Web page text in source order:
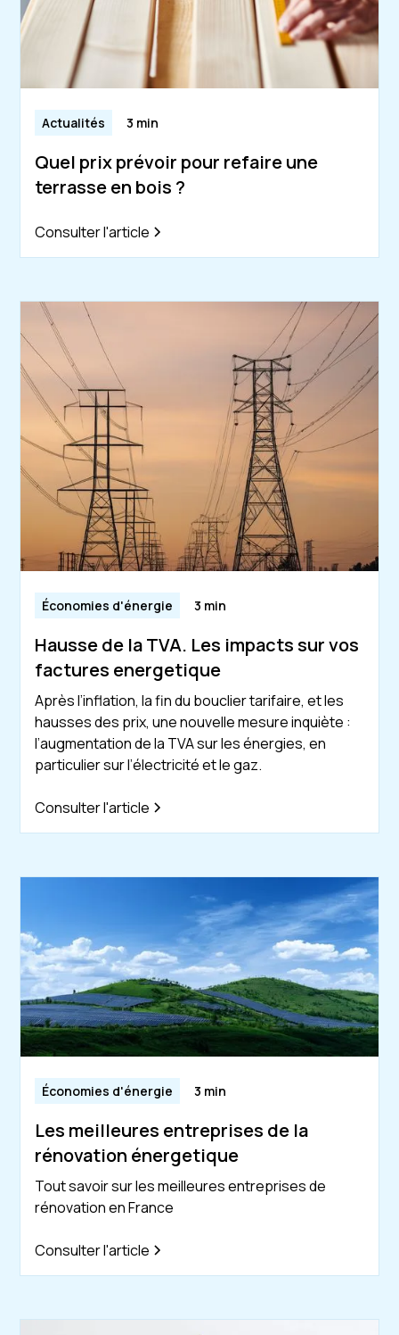
Actualités 3 min
Quel prix prévoir pour refaire une
terrasse en bois ?
Consulter l'article
Économies d'énergie 3 min
Hausse de la TVA. Les impacts sur vos
factures energetique
Après l’inflation, la fin du bouclier tarifaire, et les
hausses des prix, une nouvelle mesure inquiète :
l’augmentation de la TVA sur les énergies, en
particulier sur l’électricité et le gaz.
Consulter l'article
Économies d'énergie 3 min
Les meilleures entreprises de la
rénovation énergetique
Tout savoir sur les meilleures entreprises de
rénovation en France
Consulter l'article